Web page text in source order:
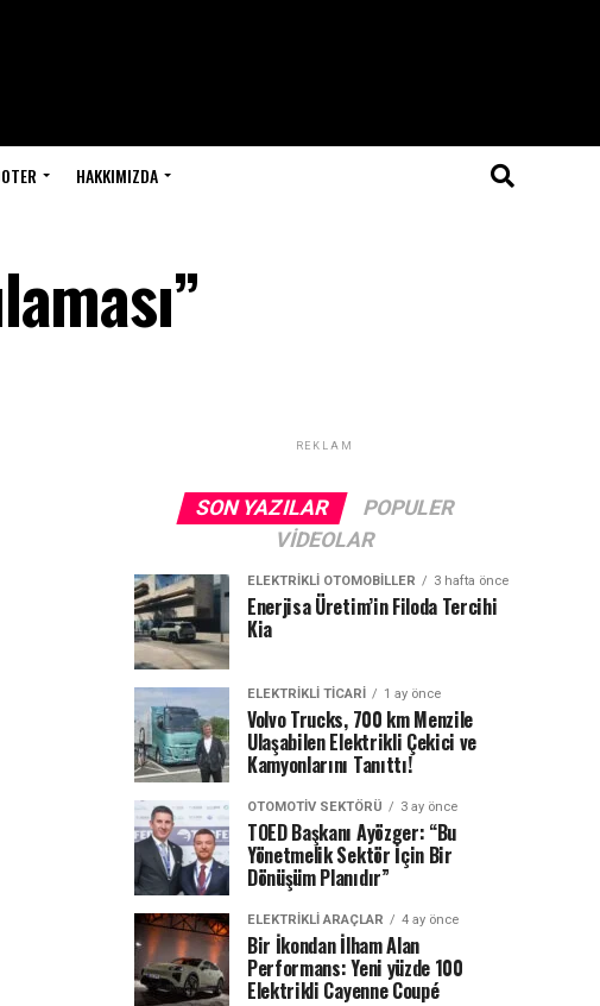
HAKKIMIZDA
REKLAM
SON YAZILAR
POPULER
VIDEOLAR
ELEKTRIKLI OTOMOBILLER 3 hafta önce
Enerjisa Üretim’in Filoda Tercihi
Kia
ELEKTRIKLI TICARI 1 ay önce
Volvo Trucks, 700 km Menzile
Ulaşabilen Elektrikli Çekici ve
Kamyonlarını Tanıttı!
OTOMOTIV SEKTÖRÜ 3 ay önce
TOED Başkanı Ayözger: “Bu
Yönetmelik Sektör İçin Bir
Dönüşüm Planıdır”
ELEKTRIKLI ARAÇLAR 4 ay önce
Bir İkondan İlham Alan
Performans: Yeni yüzde 100
Elektrikli Cayenne Coupé